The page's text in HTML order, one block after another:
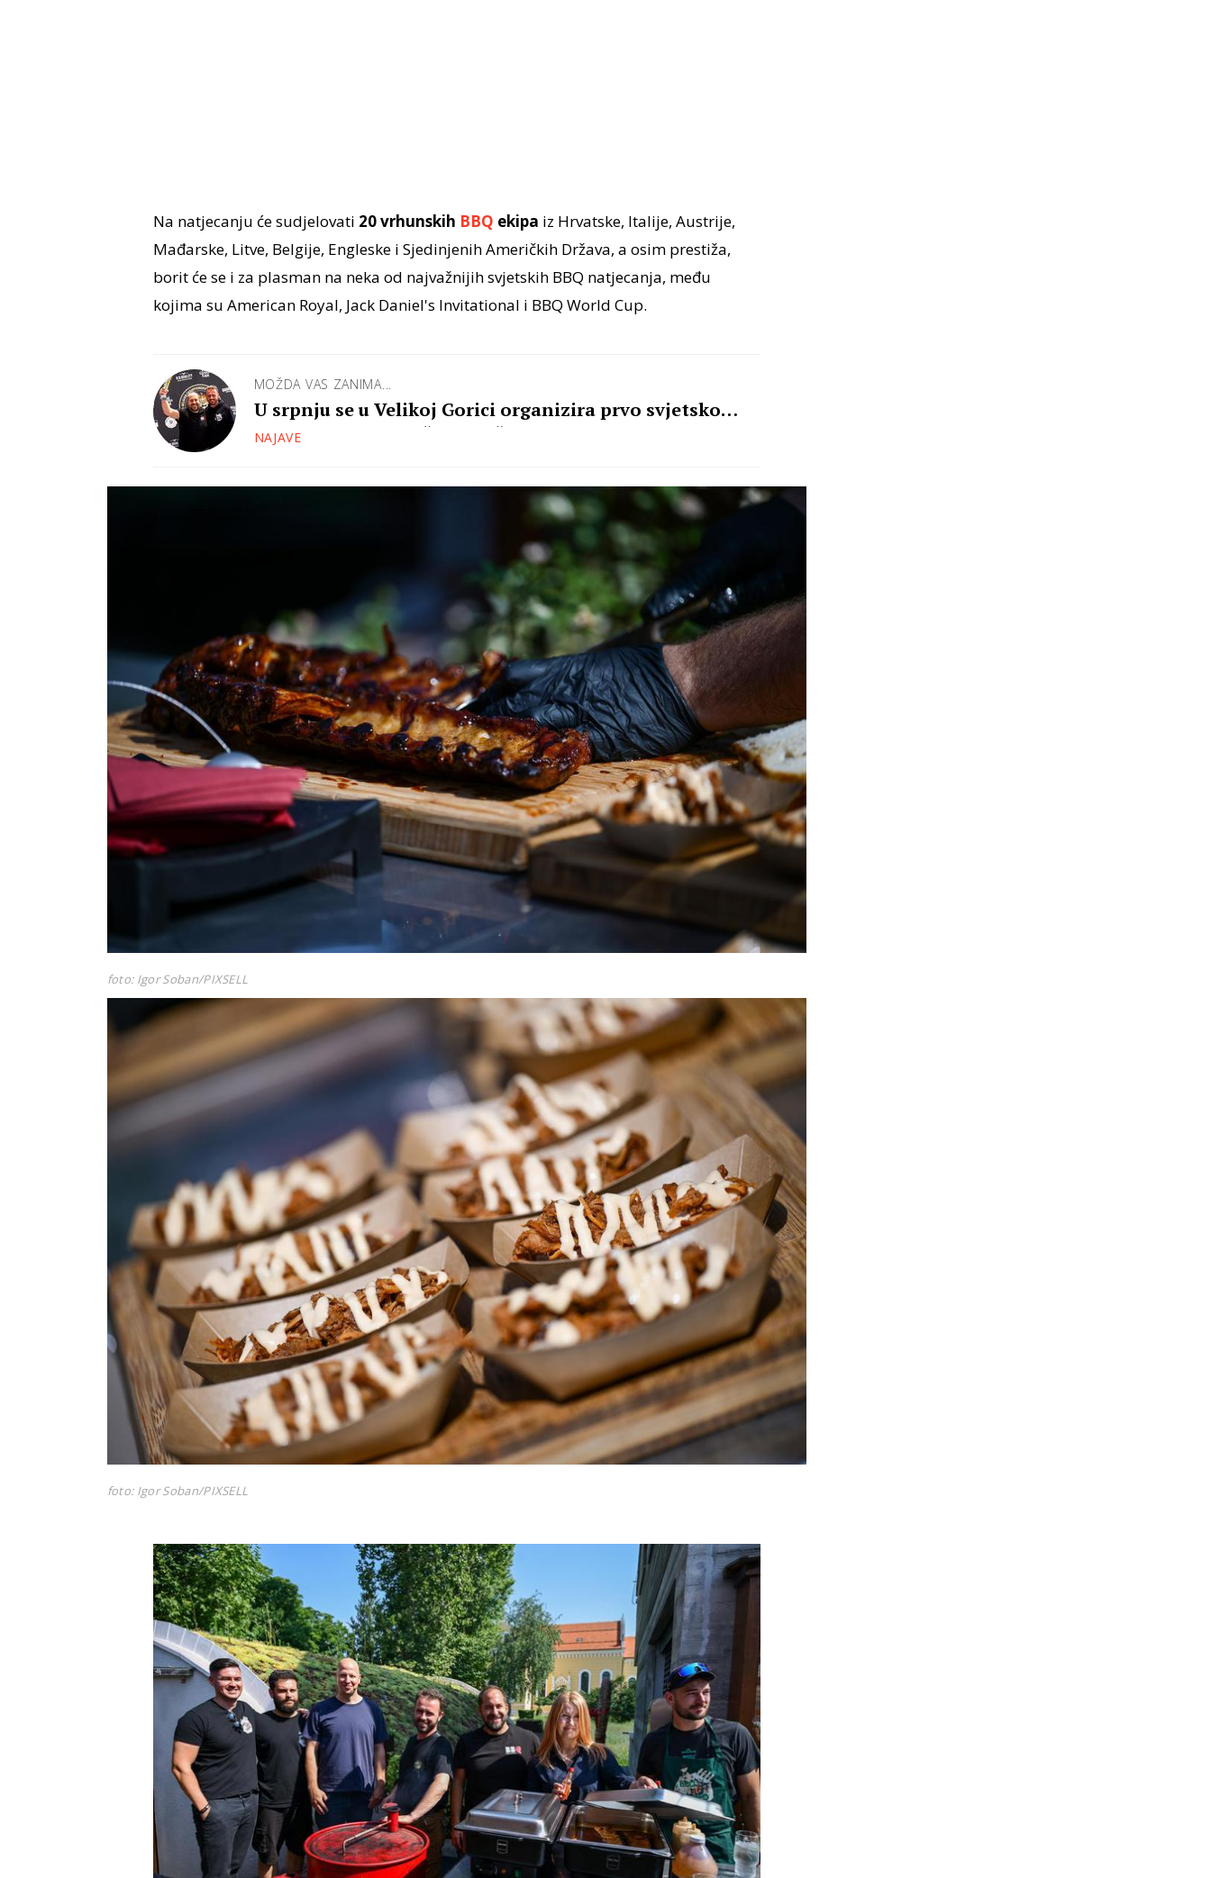
Na natjecanju će sudjelovati 20 vrhunskih BBQ ekipa iz Hrvatske, Italije, Austrije,
Mađarske, Litve, Belgije, Engleske i Sjedinjenih Američkih Država, a osim prestiža,
borit će se i za plasman na neka od najvažnijih svjetskih BBQ natjecanja, među
kojima su American Royal, Jack Daniel's Invitational i BBQ World Cup.
MOŽDA VAS ZANIMA...
U srpnju se u Velikoj Gorici organizira prvo svjetsko
natjecanje u američkom roštilju
NAJAVE
foto: Igor Soban/PIXSELL
foto: Igor Soban/PIXSELL